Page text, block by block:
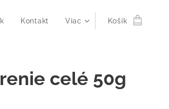
Kontakt Viac Košík
celé 50g